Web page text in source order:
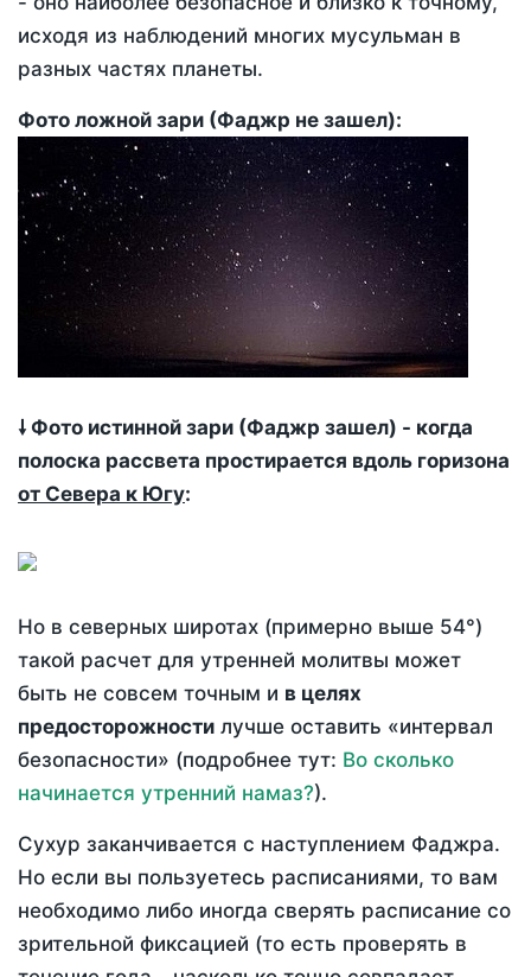
исходя из наблюдений многих мусульман в
разных частях планеты.
Фото ложной зари (Фаджр не зашел):
🠗 Фото истинной зари (Фаджр зашел) - когда
полоска рассвета простирается вдоль горизона
от Севера к Югу:
Но в северных широтах (примерно выше 54°)
такой расчет для утренней молитвы может
быть не совсем точным и в целях
предосторожности лучше оставить «интервал
безопасности» (подробнее тут: Во сколько
начинается утренний намаз?).
Сухур заканчивается с наступлением Фаджра.
Но если вы пользуетесь расписаниями, то вам
необходимо либо иногда сверять расписание со
зрительной фиксацией (то есть проверять в